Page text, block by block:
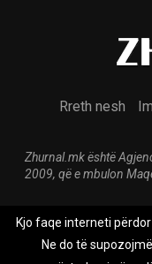
Rreth nesh
Zhurnal.mk është
2009, që e mbulon
@2026 - All Right
Kjo faqe interneti
Ne do të